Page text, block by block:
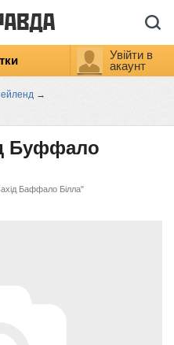
Увійти в
акаунт
→
Буффало
Баффало Білла"